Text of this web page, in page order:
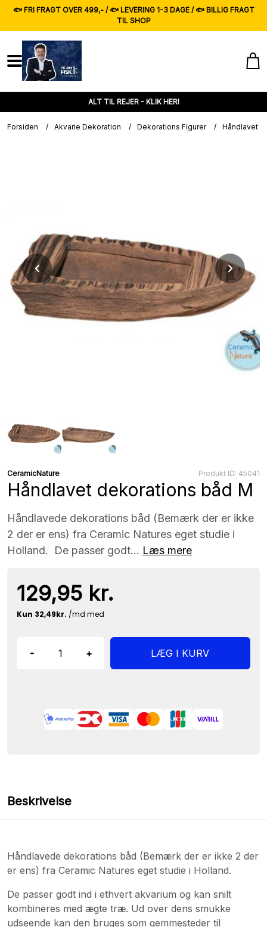
🐟 FRI FRAGT OVER 499,- / 🐟 LEVERING 1-3 DAGE / 🐟 BILLIG FRAGT
TIL SHOP
ALT TIL REJER - KLIK HER!
Forsiden / Akvarie Dekoration / Dekorations Figurer / Håndlavet
CeramicNature Produkt ID: 45041
Håndlavet dekorations båd M
Håndlavede dekorations båd (Bemærk der er ikke
2 der er ens) fra Ceramic Natures eget studie i
Holland. De passer godt... Læs mere
129,95 kr.
- + LÆG I KURV
Beskrivelse
Håndlavede dekorations båd (Bemærk der er ikke 2 der
er ens) fra Ceramic Natures eget studie i Holland.
De passer godt ind i ethvert akvarium og kan snilt
kombineres med ægte træ. Ud over dens smukke
udseende kan den bruges som gemmesteder til